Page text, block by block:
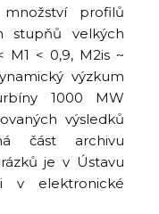
profilů
stupňů velkých
< 0,9, M2is ~
výzkum
1000 MW
výsledků
část archivu
je v Ústavu
v elektronické